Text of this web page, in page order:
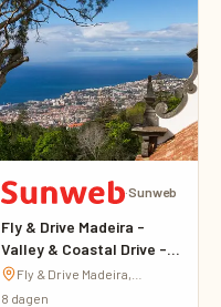
·Sunweb
Fly & Drive Madeira -
Valley & Coastal Drive -
inclusief huurauto
Fly & Drive Madeira,
Portugal
8 dagen